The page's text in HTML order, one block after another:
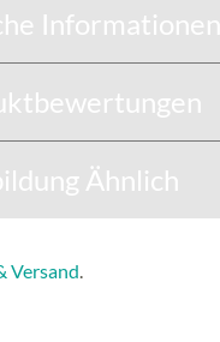
Informationen
Ähnlich
Versand